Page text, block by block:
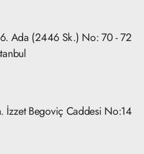
Ada (2446 Sk.) No: 70 - 72
İzzet Begoviç Caddesi No:14